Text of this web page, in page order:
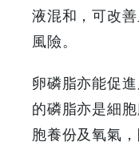
GOODEAL
液混和，可改
風險。
卵磷脂亦能促
的磷脂亦是細
胞養份及氧氣